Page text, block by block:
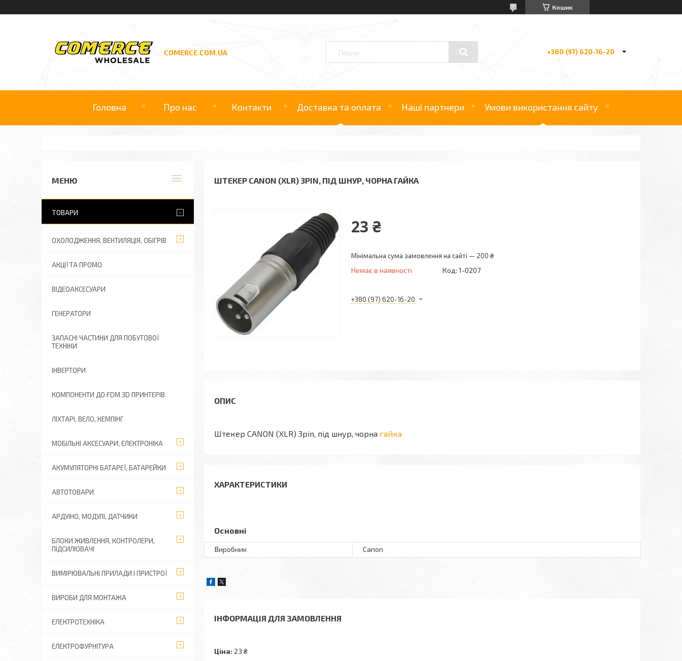
Кошик
COMERCE.COM.UA +380 (97) 620-16-20
Головна Про нас Контакти Доставка та оплата Наші партнери Умови використання сайту
ШТЕКЕР CANON (XLR) 3PIN, ПІД ШНУР, ЧОРНА ГАЙКА
23 ₴
Мінімальна сума замовлення на сайті — 200 ₴
Немає в наявності Код: 1-0207
+380 (97) 620-16-20
Штекер CANON (XLR) 3pin, під шнур, чорна гайка
ХАРАКТЕРИСТИКИ
Основні
Виробник Canon
ІНФОРМАЦІЯ ДЛЯ ЗАМОВЛЕННЯ
Ціна: 23 ₴
ТОВАРИ
ОХОЛОДЖЕННЯ, ВЕНТИЛЯЦІЯ, ОБІГРІВ
АКЦІЇ ТА ПРОМО
ВІДЕОАКСЕСУАРИ
ГЕНЕРАТОРИ
ЗАПАСНІ ЧАСТИНИ ДЛЯ ПОБУТОВОЇ
ТЕХНІКИ
ІНВЕРТОРИ
КОМПОНЕНТИ ДО FDM 3D ПРИНТЕРІВ
ЛІХТАРІ, ВЕЛО, КЕМПІНГ
МОБІЛЬНІ АКСЕСУАРИ, ЕЛЕКТРОНІКА
АКУМУЛЯТОРНІ БАТАРЕЇ, БАТАРЕЙКИ
АВТОТОВАРИ
АРДУІНО, МОДУЛІ, ДАТЧИКИ
БЛОКИ ЖИВЛЕННЯ, КОНТРОЛЕРИ,
ПІДСИЛЮВАЧІ
ВИМІРЮВАЛЬНІ ПРИЛАДИ І ПРИСТРОЇ
ВИРОБИ ДЛЯ МОНТАЖА
ЕЛЕКТРОТЕХНІКА
ЕЛЕКТРОФУРНІТУРА